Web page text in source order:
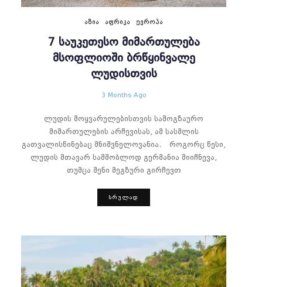
ᲐᲖᲘᲐ ᲐᲤᲠᲘᲙᲐ ᲔᲕᲠᲝᲞᲐ
7 ᲡᲐᲣᲙᲔᲗᲔᲡᲝ ᲛᲘᲛᲐᲠᲗᲣᲚᲔᲑᲐ
ᲛᲡᲝᲤᲚᲘᲝᲨᲘ ᲑᲠᲬᲧᲘᲜᲕᲐᲚᲔ
ᲚᲣᲓᲘᲡᲗᲕᲘᲡ
3 Months Ago
ლუდის მოყვარულებისთვის სამოგზაურო
მიმართულების არჩევისას, ამ სასმლის
გათვალისწინებაც მნიშვნელოვანია. როგორც წესი,
ლუდის მთავარ სამშობლოდ გერმანია მიიჩნევა,
თუმცა შენი მეგზური გირჩევთ
ᲡᲠᲣᲚᲐᲓ